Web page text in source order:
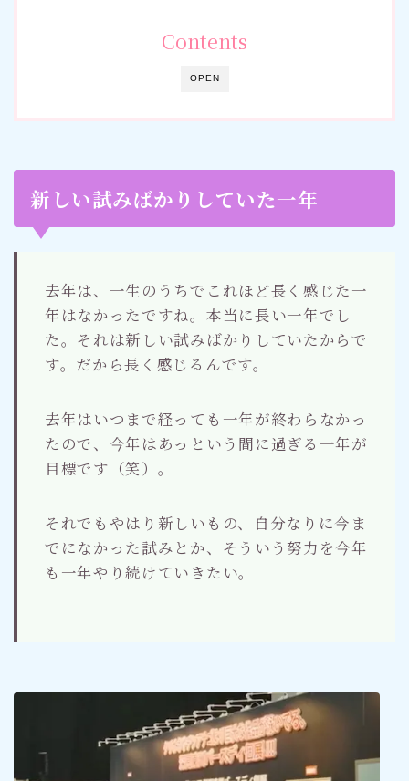
OPEN
Contents
新しい試みばかりしていた一年
去年は、一生のうちでこれほど長く感じた一
年はなかったですね。本当に長い一年でし
た。それは新しい試みばかりしていたからで
す。だから長く感じるんです。
去年はいつまで経っても一年が終わらなかっ
たので、今年はあっという間に過ぎる一年が
目標です（笑）。
それでもやはり新しいもの、自分なりに今ま
でになかった試みとか、そういう努力を今年
も一年やり続けていきたい。